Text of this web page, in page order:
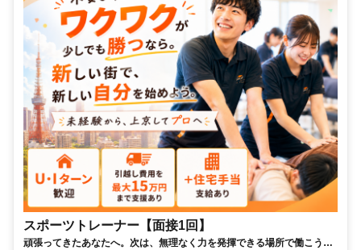
スポーツトレーナー【面接1回】
頑張ってきたあなたへ。次は、無理なく力を発揮できる場所で働こう。